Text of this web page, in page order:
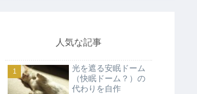
人気な記事
光を遮る安眠ドーム
（快眠ドーム？）の
代わりを自作